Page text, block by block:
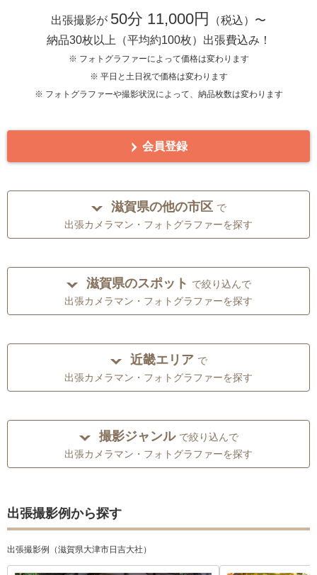
出張撮影が 50分 11,000円
（税込）〜
納品30枚以上（平均約100枚）出張費込み！
※ フォトグラファーによって価格は変わります
※ 平日と土日祝で価格は変わります
※ フォトグラファーや撮影状況によって、納品枚数は変わります
会員登録
滋賀県の他の市区 で
出張カメラマン・フォトグラファーを探す
滋賀県のスポット で絞り込んで
出張カメラマン・フォトグラファーを探す
近畿エリア で
出張カメラマン・フォトグラファーを探す
撮影ジャンル で絞り込んで
出張カメラマン・フォトグラファーを探す
出張撮影例から探す
出張撮影例（滋賀県大津市日吉大社）